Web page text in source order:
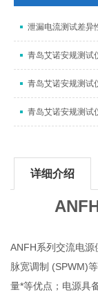
泄漏电流测试差异
青岛艾诺安规测试
青岛艾诺安规测试
青岛艾诺安规测试
详细介绍
ANFH系列交流电
脉宽调制 (SPWM)
量*等优点；电源具